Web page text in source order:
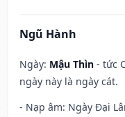
Ngũ Hành
Ngày: Mậu Thìn - tức
ngày này là ngày cát.
- Nạp âm: Ngày Đại